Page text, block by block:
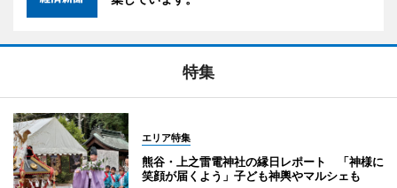
特集
エリア特集
熊谷・上之雷電神社の縁日レポート 「神様に
笑顔が届くよう」子ども神輿やマルシェも